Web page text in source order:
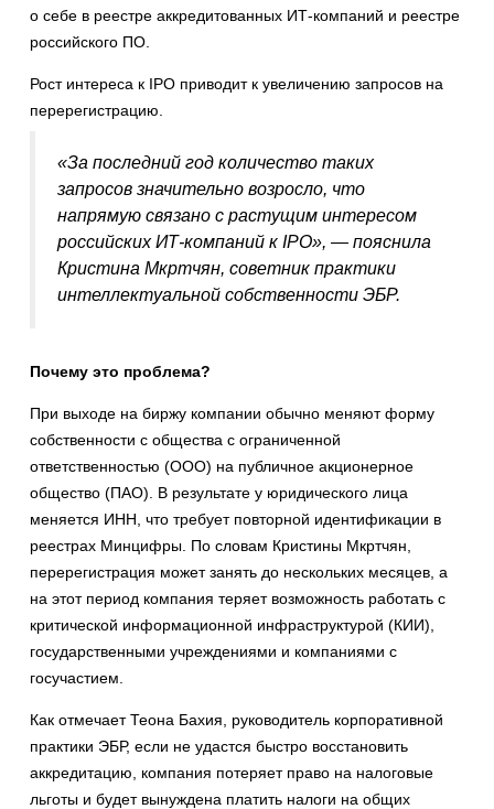
о себе в реестре аккредитованных ИТ-компаний и реестре
российского ПО.
Рост интереса к IPO приводит к увеличению запросов на
перерегистрацию.
«За последний год количество таких
запросов значительно возросло, что
напрямую связано с растущим интересом
российских ИТ-компаний к IPO», — пояснила
Кристина Мкртчян, советник практики
интеллектуальной собственности ЭБР.
Почему это проблема?
При выходе на биржу компании обычно меняют форму
собственности с общества с ограниченной
ответственностью (ООО) на публичное акционерное
общество (ПАО). В результате у юридического лица
меняется ИНН, что требует повторной идентификации в
реестрах Минцифры. По словам Кристины Мкртчян,
перерегистрация может занять до нескольких месяцев, а
на этот период компания теряет возможность работать с
критической информационной инфраструктурой (КИИ),
государственными учреждениями и компаниями с
госучастием.
Как отмечает Теона Бахия, руководитель корпоративной
практики ЭБР, если не удастся быстро восстановить
аккредитацию, компания потеряет право на налоговые
льготы и будет вынуждена платить налоги на общих